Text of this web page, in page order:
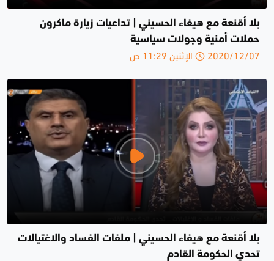
بلا أقنعة مع هيفاء الحسيني | تداعيات زيارة ماكرون
حملات أمنية وجولات سياسية
2020/12/07 الإثنين 11:29 ص
بلا أقنعة مع هيفاء الحسيني | ملفات الفساد والاغتيالات
تحدي الحكومة القادم